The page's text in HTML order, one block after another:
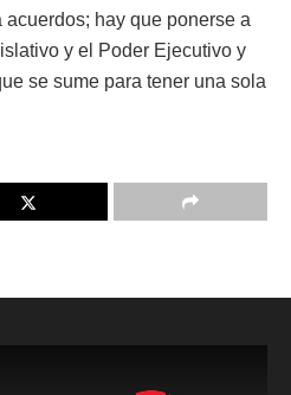
hay que ponerse a
y el Poder Ejecutivo y
se sume para tener una sola